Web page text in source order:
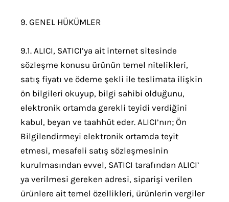
9. GENEL HÜKÜMLER
9.1. ALICI, SATICI’ya ait internet sitesinde
sözleşme konusu ürünün temel nitelikleri,
satış fiyatı ve ödeme şekli ile teslimata ilişkin
ön bilgileri okuyup, bilgi sahibi olduğunu,
elektronik ortamda gerekli teyidi verdiğini
kabul, beyan ve taahhüt eder. ALICI’nın; Ön
Bilgilendirmeyi elektronik ortamda teyit
etmesi, mesafeli satış sözleşmesinin
kurulmasından evvel, SATICI tarafından ALICI’
ya verilmesi gereken adresi, siparişi verilen
ürünlere ait temel özellikleri, ürünlerin vergiler